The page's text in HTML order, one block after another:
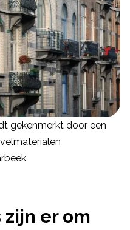
gekenmerkt door een
er om